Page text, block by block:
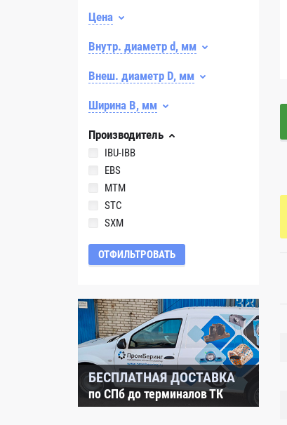
Цена
Внутр. диаметр d, мм
Внеш. диаметр D, мм
Ширина B, мм
Производитель
IBU-IBB
EBS
MTM
STC
SXM
ОТФИЛЬТРОВАТЬ
БЕСПЛАТНАЯ ДОСТАВКА
по СПб до терминалов ТК